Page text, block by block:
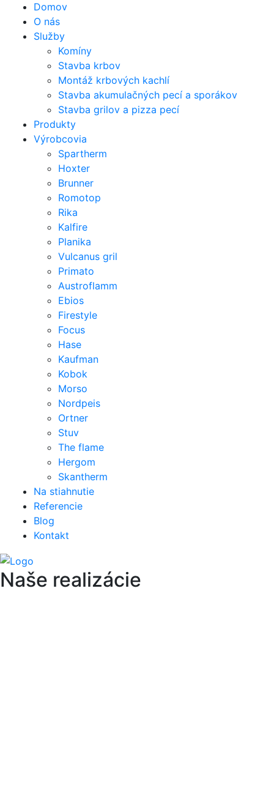
Domov
O nás
Služby
Komíny
Stavba krbov
Montáž krbových kachlí
Stavba akumulačných pecí a sporákov
Stavba grilov a pizza pecí
Produkty
Výrobcovia
Spartherm
Hoxter
Brunner
Romotop
Rika
Kalfire
Planika
Vulcanus gril
Primato
Austroflamm
Ebios
Firestyle
Focus
Hase
Kaufman
Kobok
Morso
Nordpeis
Ortner
Stuv
The flame
Hergom
Skantherm
Na stiahnutie
Referencie
Blog
Kontakt
Naše realizácie